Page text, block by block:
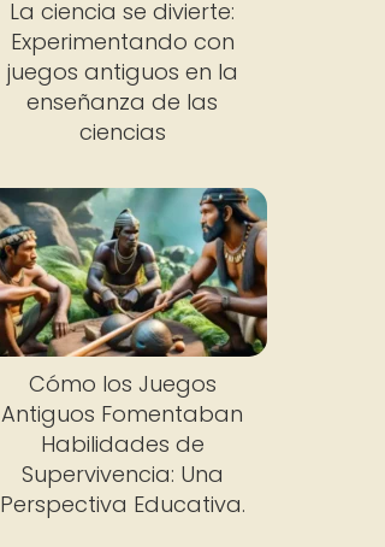
La ciencia se divierte:
Experimentando con
juegos antiguos en la
enseñanza de las
ciencias
Cómo los Juegos
Antiguos Fomentaban
Habilidades de
Supervivencia: Una
Perspectiva Educativa.